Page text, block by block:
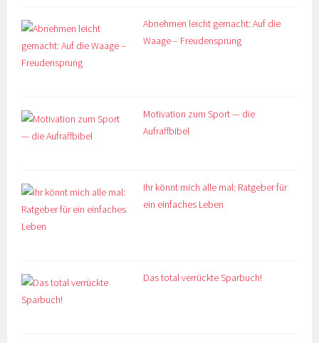
Abnehmen leicht gemacht: Auf die
Waage – Freudensprung
Motivation zum Sport — die
Aufraffbibel
Ihr könnt mich alle mal: Ratgeber für
ein einfaches Leben
Das total verrückte Sparbuch!